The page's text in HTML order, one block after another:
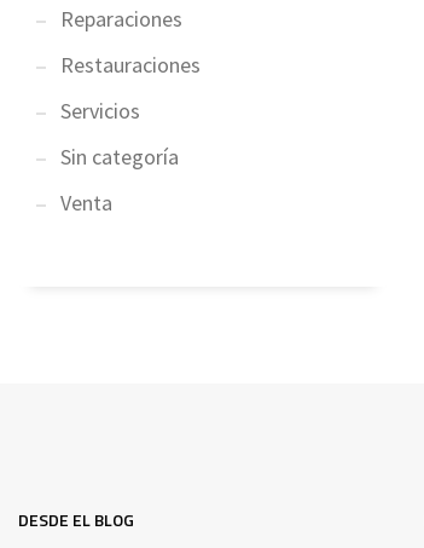
Reparaciones
Restauraciones
Servicios
Sin categoría
Venta
DESDE EL BLOG